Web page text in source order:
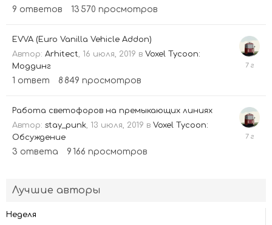
9 ответов 13 570 просмотров
EVVA (Euro Vanilla Vehicle Addon)
Автор: Arhitect, 16 июля, 2019 в Voxel Tycoon:
Моддинг
1 ответ 8 849 просмотров
22
Работа светофоров на премыкающих линиях
Автор: stay_punk, 13 июля, 2019 в Voxel Tycoon:
Обсуждение
3 ответа 9 166 просмотров
13
Лучшие авторы
Неделя